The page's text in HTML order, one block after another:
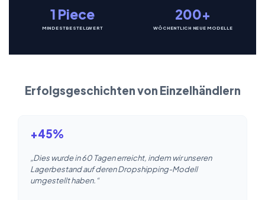
1 Piece
MINDESTBESTELLWERT
200+
WÖCHENTLICH NEUE MODELLE
Erfolgsgeschichten von Einzelhändlern
+45%
„Dies wurde in 60 Tagen erreicht, indem wir unseren
Lagerbestand auf deren Dropshipping-Modell
umgestellt haben.“